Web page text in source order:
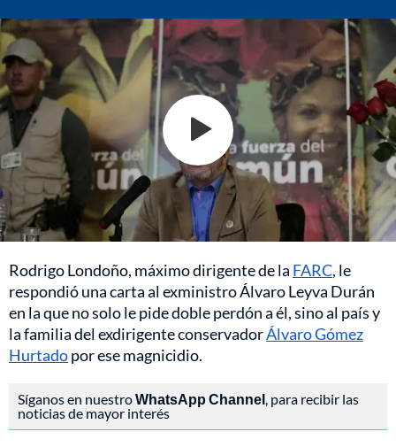
Rodrigo Londoño, máximo dirigente de la FARC, le
respondió una carta al exministro Álvaro Leyva Durán
en la que no solo le pide doble perdón a él, sino al país y
la familia del exdirigente conservadorÁlvaro Gómez
Hurtadopor ese magnicidio.
Síganos en nuestroWhatsApp Channel , para recibir las
noticias de mayor interés